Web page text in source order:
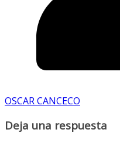
OSCAR CANCECO
Deja una respuesta